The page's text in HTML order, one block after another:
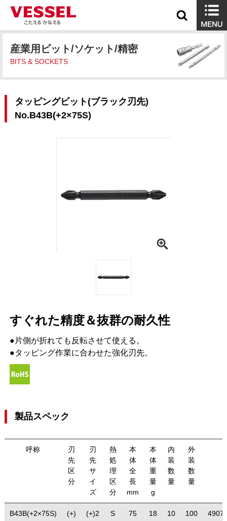
産業用ビット/ソケット/精密
BITS & SOCKETS
タッピングビット(ブラック刃先)
No.B43B(+2×75S)
すぐれた精度＆抜群の耐久性
●片側が折れても反転させて使える。
●タッピング作業に合わせた強化刃先。
製品スペック
呼称
刃
先
区
分
刃
先
サ
イ
ズ
熱
処
理
区
分
本
体
全
長
mm
本
体
重
量
g
内
装
数
量
外
装
数
量
B43B(+2×75S) (+) (+)2 S 75 18 10 100